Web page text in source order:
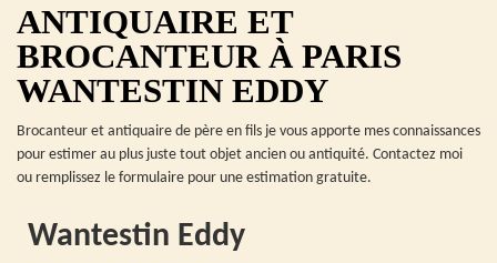
ANTIQUAIRE ET
BROCANTEUR À PARIS
WANTESTIN EDDY
Brocanteur et antiquaire de père en fils je vous apporte mes connaissances
pour estimer au plus juste tout objet ancien ou antiquité. Contactez moi
ou remplissez le formulaire pour une estimation gratuite.
Wantestin Eddy